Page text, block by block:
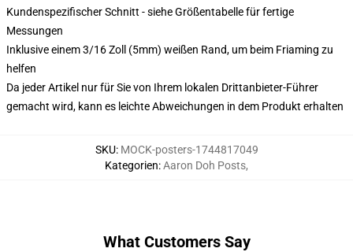
Kundenspezifischer Schnitt - siehe Größentabelle für fertige
Messungen
Inklusive einem 3/16 Zoll (5mm) weißen Rand, um beim Friaming zu
helfen
Da jeder Artikel nur für Sie von Ihrem lokalen Drittanbieter-Führer
gemacht wird, kann es leichte Abweichungen in dem Produkt erhalten
SKU: MOCK-posters-1744817049
Kategorien:Aaron Doh Posts,
What Customers Say